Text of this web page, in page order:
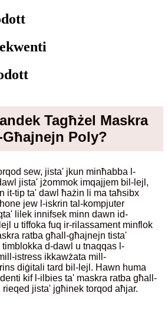
Tagħżel Maskra
Poly?
sew, jista' jkun minħabba l-
jista' jżommok imqajjem bil-lejl,
it-tip ta' dawl ħażin li ma taħsibx
jew l-iskrin tal-kompjuter
lilek innifsek minn dawn id-
u tiffoka fuq ir-rilassament minflok
ratba għall-għajnejn tista'
d-dawl u tnaqqas l-
istress ikkawżata mill-
diġitali tard bil-lejl. Hawn huma
kif l-ilbies ta' maskra ratba għall-
jista' jgħinek torqod aħjar.